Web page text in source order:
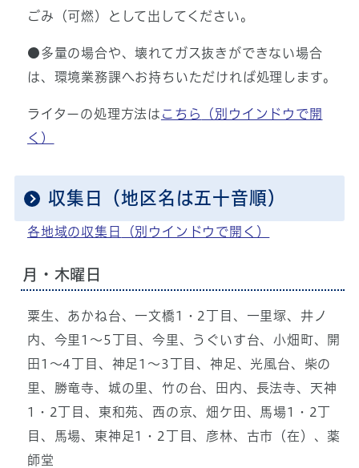
ごみ（可燃）として出してください。
●多量の場合や、壊れてガス抜きができない場合
は、環境業務課へお持ちいただければ処理します。
ライターの処理方法は こちら
（別ウインドウで開
く）
収集日（地区名は五十音順）
各地域の収集日 （別ウインドウで開く）
月・木曜日
粟生、あかね台、一文橋1・2丁目、一里塚、井ノ
内、今里1～5丁目、今里、うぐいす台、小畑町、開
田1～4丁目、神足1～3丁目、神足、光風台、柴の
里、勝竜寺、城の里、竹の台、田内、長法寺、天神
1・2丁目、東和苑、西の京、畑ケ田、馬場1・2丁
目、馬場、東神足1・2丁目、彦林、古市（在）、薬
師堂